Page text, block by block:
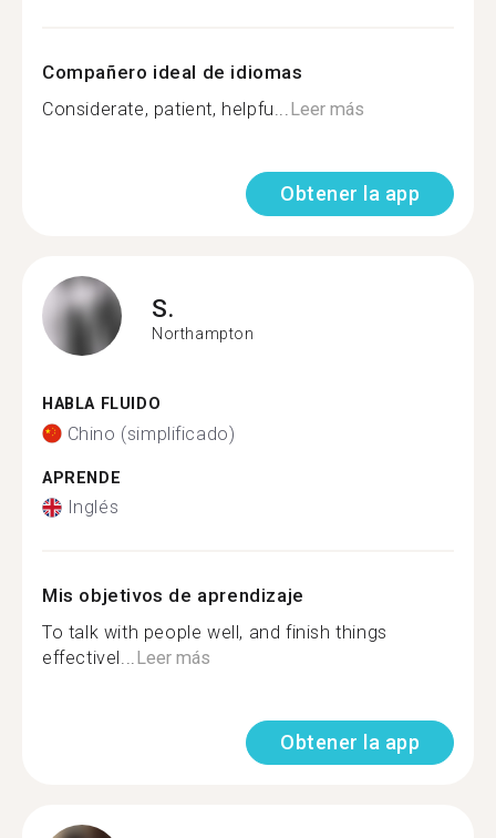
Compañero ideal de idiomas
Considerate, patient, helpfu...Leer más
Obtener la app
S.
Northampton
HABLA FLUIDO
Chino (simplificado)
APRENDE
Inglés
Mis objetivos de aprendizaje
To talk with people well, and finish things
effectivel...Leer más
Obtener la app